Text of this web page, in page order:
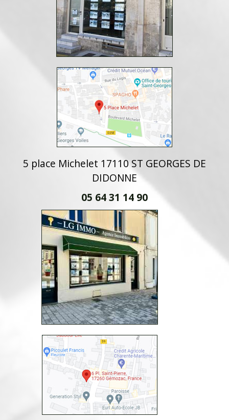
5 place Michelet 17110 ST GEORGES DE
DIDONNE
05 64 31 14 90